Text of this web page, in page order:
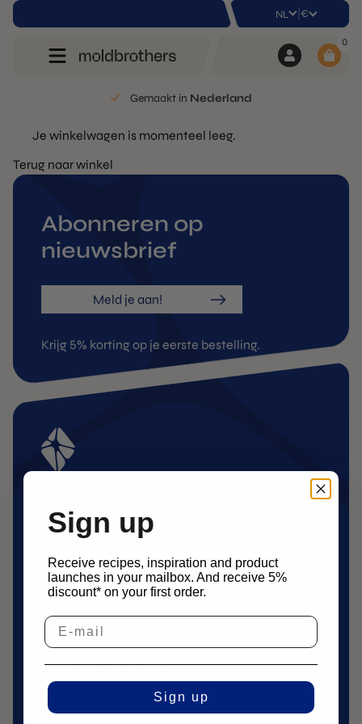
NL |€
0
Gemaakt in Nederland
Je winkelwagen is momenteel leeg.
Terug naar winkel
Abonneren op
nieuwsbrief
Meld je aan!
Krijg 5% korting op je eerste bestelling.
Maandag - vrijdag 8:30 -
17:00 CEST
Bel ons: +31 85 105 1500
Mail ons:
info@moldbrothers.com
Sign up
Receive recipes, inspiration and product
launches in your mailbox. And receive 5%
discount* on your first order.
Sign up